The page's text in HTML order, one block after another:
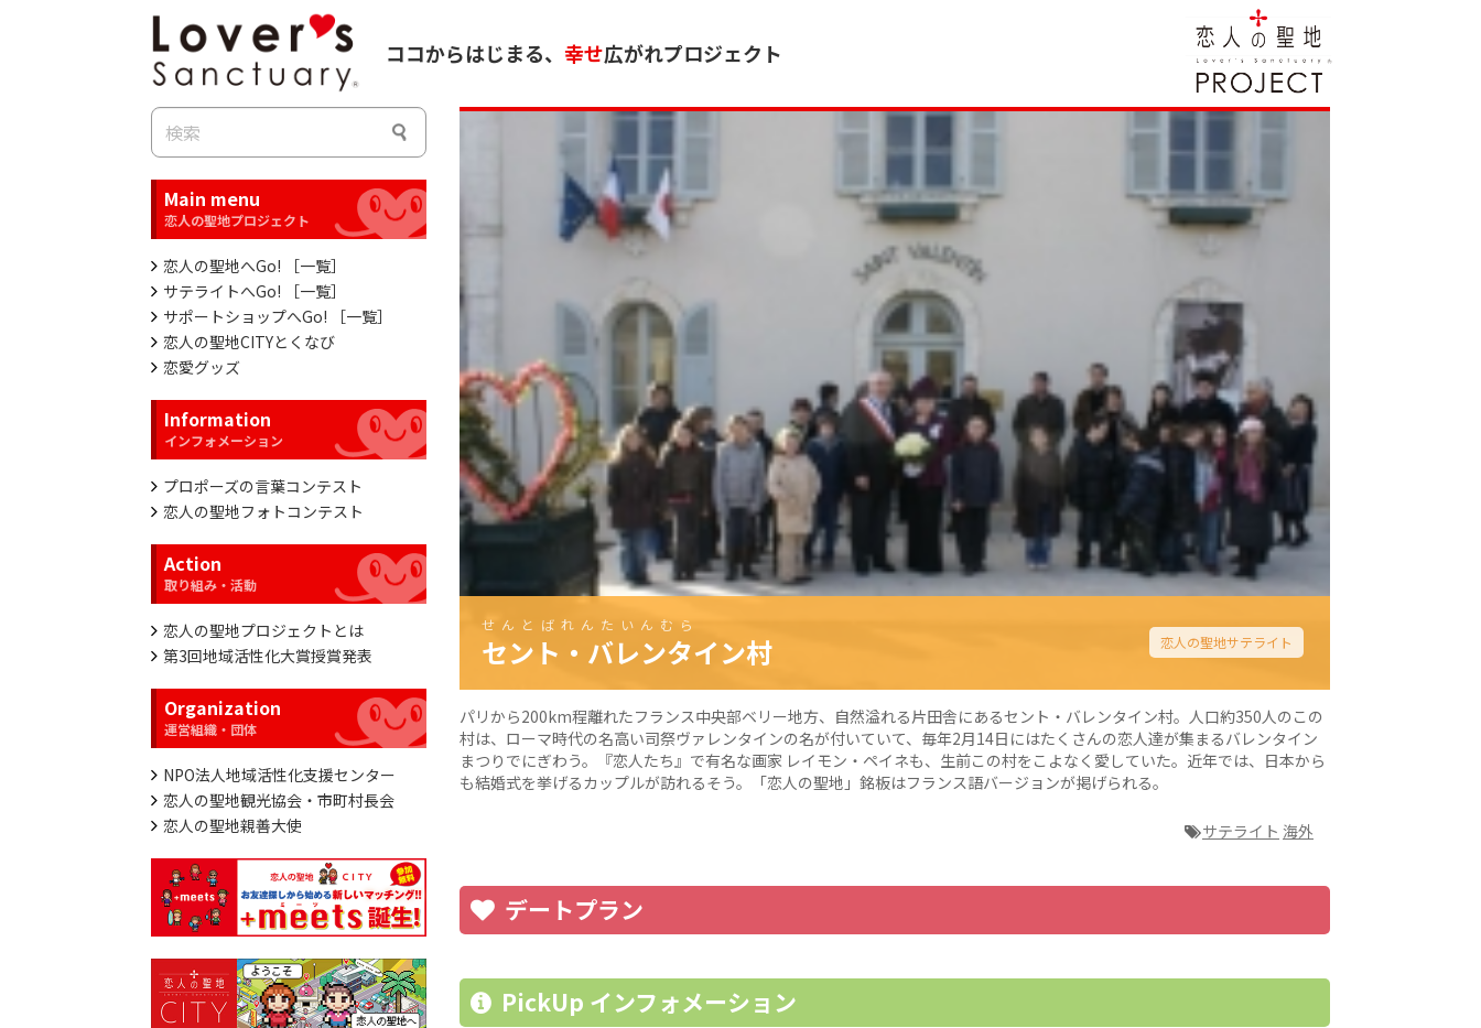
ココからはじまる、 幸せ広がれプロジェクト
恋人の聖地サテライト
せんとばれんたいんむら
セント・バレンタイン村
パリから200km程離れたフランス中央部ベリー地方、自然溢れる片田舎にあるセント・バレンタイン村。人口約350人のこの
村は、ローマ時代の名高い司祭ヴァレンタインの名が付いていて、毎年2月14日にはたくさんの恋人達が集まるバレンタイン
まつりでにぎわう。『恋人たち』で有名な画家 レイモン・ペイネも、生前この村をこよなく愛していた。近年では、日本から
も結婚式を挙げるカップルが訪れるそう。「恋人の聖地」銘板はフランス語バージョンが掲げられる。
サテライト 海外
デートプラン
PickUp インフォメーション
Main menu
恋人の聖地へGo! ［一覧］
サテライトへGo! ［一覧］
サポートショップへGo! ［一覧］
恋人の聖地CITYとくなび
恋愛グッズ
Information
プロポーズの言葉コンテスト
恋人の聖地フォトコンテスト
Action
恋人の聖地プロジェクトとは
第3回地域活性化大賞授賞発表
Organization
NPO法人地域活性化支援センター
恋人の聖地観光協会・市町村長会
恋人の聖地親善大使